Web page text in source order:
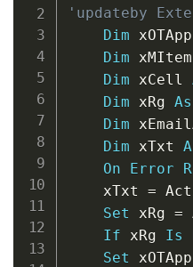
'updateby
Dim xOTApp
Dim xMItem
Dim xCell
Dim xRg As
Dim
Dim xTxt
On
Error
    xTxt
=
Set xRg =
If xRg Is
Set xOTApp